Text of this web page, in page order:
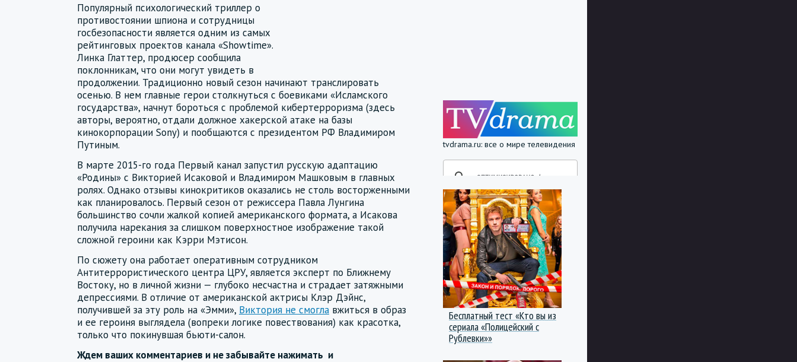
Популярный психологический триллер о
противостоянии шпиона и сотрудницы
госбезопасности является одним из самых
рейтинговых проектов канала «Showtime».
Линка Глаттер, продюсер сообщила
поклонникам, что они могут увидеть в
продолжении. Традиционно новый сезон начинают транслировать
осенью. В нем главные герои столкнуться с боевиками «Исламского
государства», начнут бороться с проблемой кибертерроризма (здесь
авторы, вероятно, отдали должное хакерской атаке на базы
кинокорпорации Sony) и пообщаются с президентом РФ Владимиром
Путиным.
В марте 2015-го года Первый канал запустил русскую адаптацию
«Родины» с Викторией Исаковой и Владимиром Машковым в главных
ролях. Однако отзывы кинокритиков оказались не столь восторженными
как планировалось. Первый сезон от режиссера Павла Лунгина
большинство сочли жалкой копией американского формата, а Исакова
получила нарекания за слишком поверхностное изображение такой
сложной героини как Кэрри Мэтисон.
По сюжету она работает оперативным сотрудником
Антитеррористического центра ЦРУ, является эксперт по Ближнему
Востоку, но в личной жизни — глубоко несчастна и страдает затяжными
депрессиями. В отличие от американской актрисы Клэр Дэйнс,
получившей за эту роль на «Эмми», Виктория не смогла вжиться в образ
и ее героиня выглядела (вопреки логике повествования) как красотка,
только что покинувшая бьюти-салон.
Ждем ваших комментариев и не забывайте нажимать и
tvdrama.ru: все о мире телевидения
Бесплатный тест «Кто вы из
сериала «Полицейский с
Рублевки»»